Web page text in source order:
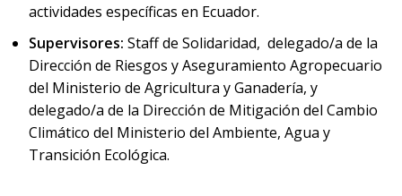
actividades específicas en Ecuador.
Supervisores: Staff de Solidaridad, delegado/a de la
Dirección de Riesgos y Aseguramiento Agropecuario
del Ministerio de Agricultura y Ganadería, y
delegado/a de la Dirección de Mitigación del Cambio
Climático del Ministerio del Ambiente, Agua y
Transición Ecológica.